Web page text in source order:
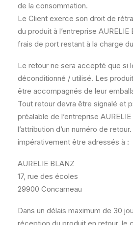
de la consommation.
Le Client exerce son droit de
du produit à l’entreprise AURELIE
frais de port restant à la charge
Le retour ne sera accepté que si
déconditionné / utilisé. Les
être accompagnés de leur
Tout retour devra être signalé et
préalable de l’entreprise
l’attribution d’un numéro de
impérativement être adressés à :
AURELIE BLANZ
17, rue des écoles
29900 Concarneau
Dans un délais maximum de 30